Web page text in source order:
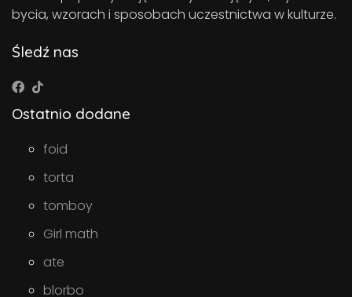
bycia, wzorach i sposobach uczestnictwa w kulturze.
Śledź nas
Ostatnio dodane
foid
torta
tomboy
Girl math
ate
blorbo